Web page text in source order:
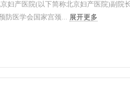
妇产医院(以下简称北京妇产医院)副院
防医学会国家宫颈... 展开更多